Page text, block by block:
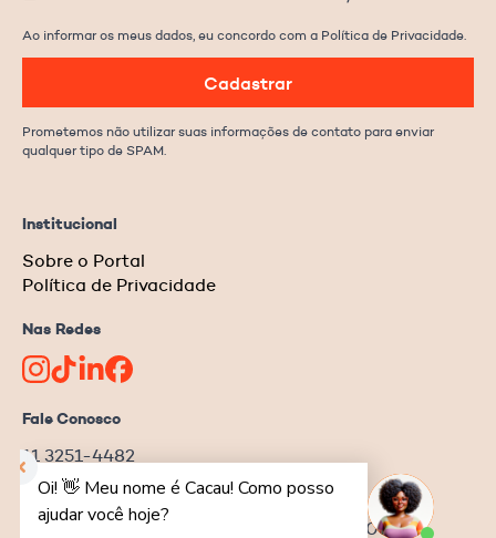
Institucional
Sobre o Portal
Política de Privacidade
Nas Redes
Fale Conosco
11 3251-4482
redacao@ongnews.com.br
Rua Manoel da Nóbrega, 354 – cj.32
Bela Vista | São Paulo–SP | CEP 04001-001
Ao informar os meus dados, eu concordo com a Política de Privacidade.
Cadastrar
Prometemos não utilizar suas informações de contato para enviar
qualquer tipo de SPAM.